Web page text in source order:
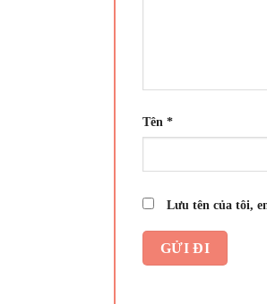
Tên *
Lưu tên của tôi,